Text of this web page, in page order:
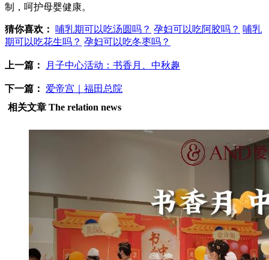
制，呵护母婴健康。
猜你喜欢： 哺乳期可以吃汤圆吗？ 孕妇可以吃阿胶吗？ 哺乳
期可以吃花生吗？ 孕妇可以吃冬枣吗？
上一篇： 月子中心活动：书香月、中秋趣
下一篇：
爱帝宫｜福田总院
相关文章 The relation news